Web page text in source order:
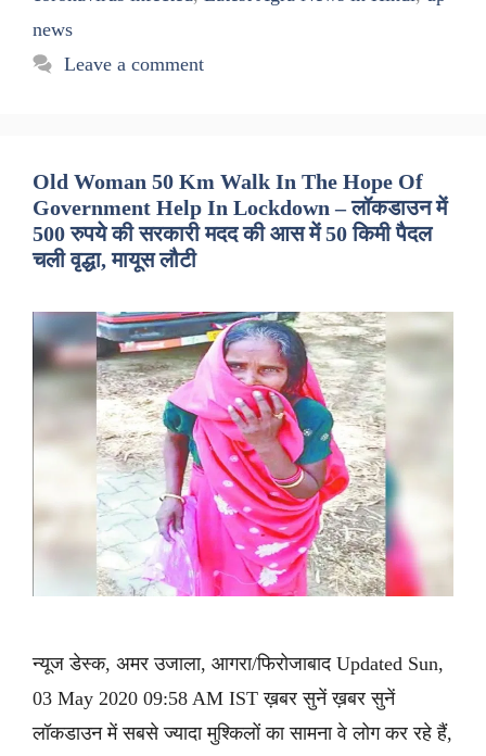
news
Leave a comment
Old Woman 50 Km Walk In The Hope Of
Government Help In Lockdown – लॉकडाउन में
500 रुपये की सरकारी मदद की आस में 50 किमी पैदल
चली वृद्धा, मायूस लौटी
न्यूज डेस्क, अमर उजाला, आगरा/फिरोजाबाद Updated Sun,
03 May 2020 09:58 AM IST ख़बर सुनें ख़बर सुनें
लॉकडाउन में सबसे ज्यादा मुश्किलों का सामना वे लोग कर रहे हैं,